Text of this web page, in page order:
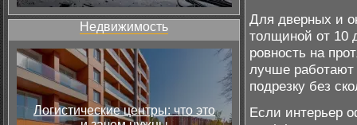
Недвижимость
Логистические центры: что это
Для дверных и
толщиной от 10
ровность на
лучше
подрезку без
Если интерьер